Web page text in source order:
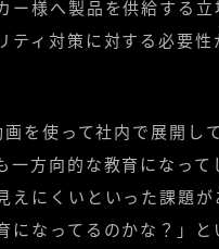
ー様へ製品を供給する立
ティ対策に対する必要性
を使って社内で展開し
一方向的な教育になって
えにくいといった課題が
になってるのかな？」と